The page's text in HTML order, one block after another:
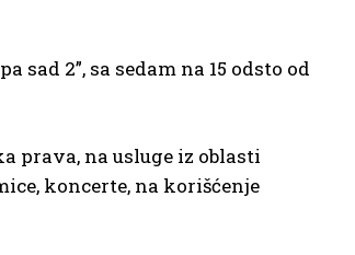
2”, sa sedam na 15 odsto od
prava, na usluge iz oblasti
koncerte, na korišćenje